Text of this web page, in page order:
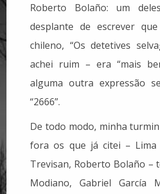
Roberto Bolaño: um
desplante de escrever
chileno, “Os detetives
achei ruim – era “mais
alguma outra expressão
“2666”.
De todo modo, minha
fora os que já citei – Lima
Trevisan, Roberto Bolaño –
Modiano, Gabriel García